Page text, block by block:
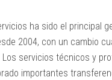
ha sido el principal
2004, con un cambio
servicios técnicos y
importantes